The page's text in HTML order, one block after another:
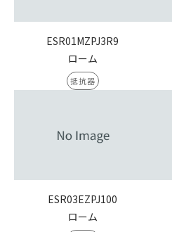
ESR01MZPJ3R9
ローム
抵抗器
ESR03EZPJ100
ローム